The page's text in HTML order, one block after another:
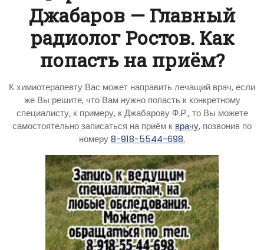
Джабаров — Главный
радиолог Ростов. Как
попасть на приём?
К химиотерапевту Вас может направить лечащий врач, если
же Вы решите, что Вам нужно попасть к конкретному
специалисту, к примеру, к Джабарову Ф.Р., то Вы можете
самостоятельно записаться на приём к врачу, позвонив по
номеру8-918-5544-698.